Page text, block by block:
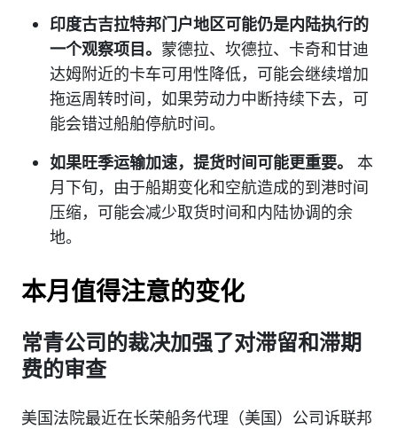
印度古吉拉特邦门户地区可能仍是内陆执行的
一个观察项目。 蒙德拉、坎德拉、卡奇和甘迪
达姆附近的卡车可用性降低，可能会继续增加
拖运周转时间，如果劳动力中断持续下去，可
能会错过船舶停航时间。
如果旺季运输加速，提货时间可能更重要。 本
月下旬，由于船期变化和空航造成的到港时间
压缩，可能会减少取货时间和内陆协调的余
地。
本月值得注意的变化
常青公司的裁决加强了对滞留和滞期
费的审查
美国法院最近在长荣船务代理（美国）公司诉联邦